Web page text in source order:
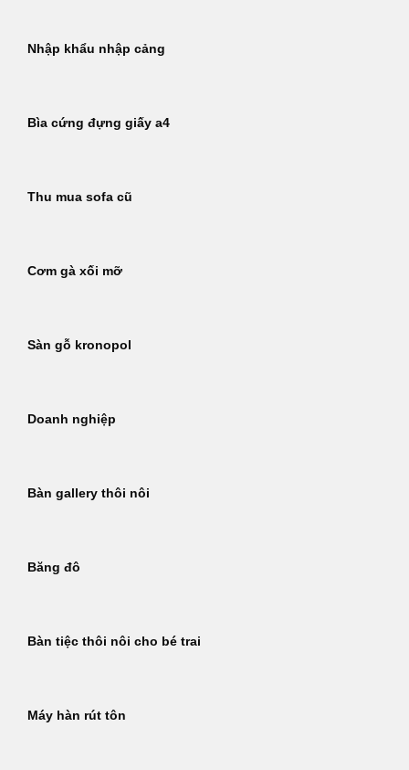
Nhập khẩu nhập cảng
Bìa cứng đựng giấy a4
Thu mua sofa cũ
Cơm gà xối mỡ
Sàn gỗ kronopol
Doanh nghiệp
Bàn gallery thôi nôi
Băng đô
Bàn tiệc thôi nôi cho bé trai
Máy hàn rút tôn